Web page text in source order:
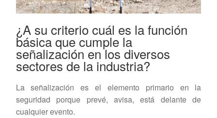
¿A su criterio cuál es la función
básica que cumple la
señalización en los diversos
sectores de la industria?
La señalización es el elemento primario en la
seguridad porque prevé, avisa, está delante de
cualquier evento.